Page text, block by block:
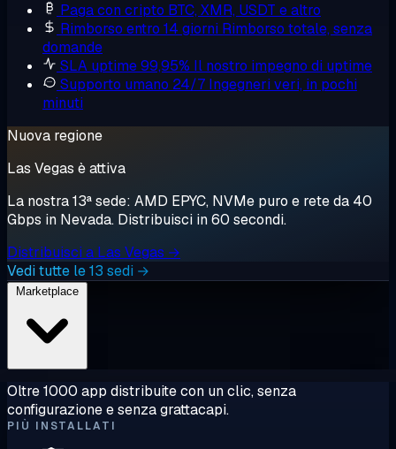
Paga con cripto BTC, XMR, USDT e altro
Rimborso entro 14 giorni Rimborso totale, senza
domande
SLA uptime 99,95% Il nostro impegno di uptime
Supporto umano 24/7 Ingegneri veri, in pochi
minuti
Nuova regione
Las Vegas è attiva
La nostra 13ª sede: AMD EPYC, NVMe puro e rete da 40
Gbps in Nevada. Distribuisci in 60 secondi.
Distribuisci a Las Vegas →
Vedi tutte le 13 sedi →
Oltre 1000 app distribuite con un clic, senza
configurazione e senza grattacapi.
PIÙ INSTALLATI